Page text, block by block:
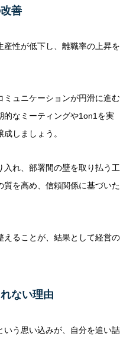
善
性が低下し、離職率の上昇を
ュニケーションが円滑に進む
的なミーティングや1on1を実
しましょう。
れ、部署間の壁を取り払う工
を高め、信頼関係に基づいた
ることが、結果として経営の
ない理由
いう思い込みが、自分を追い詰